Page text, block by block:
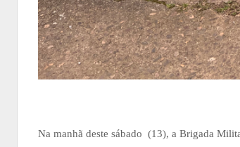
Na manhã deste sábado (13), a Brigada